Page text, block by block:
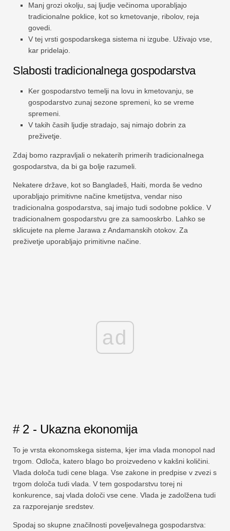
Manj grozi okolju, saj ljudje večinoma uporabljajo
tradicionalne poklice, kot so kmetovanje, ribolov, reja
govedi.
V tej vrsti gospodarskega sistema ni izgube. Uživajo vse,
kar pridelajo.
Slabosti tradicionalnega gospodarstva
Ker gospodarstvo temelji na lovu in kmetovanju, se
gospodarstvo zunaj sezone spremeni, ko se vreme
spremeni.
V takih časih ljudje stradajo, saj nimajo dobrin za
preživetje.
Zdaj bomo razpravljali o nekaterih primerih tradicionalnega
gospodarstva, da bi ga bolje razumeli.
Nekatere države, kot so Bangladeš, Haiti, morda še vedno
uporabljajo primitivne načine kmetijstva, vendar niso
tradicionalna gospodarstva, saj imajo tudi sodobne poklice. V
tradicionalnem gospodarstvu gre za samooskrbo. Lahko se
sklicujete na pleme Jarawa z Andamanskih otokov. Za
preživetje uporabljajo primitivne načine.
ad
# 2 - Ukazna ekonomija
To je vrsta ekonomskega sistema, kjer ima vlada monopol nad
trgom. Odloča, katero blago bo proizvedeno v kakšni količini.
Vlada določa tudi cene blaga. Vse zakone in predpise v zvezi s
trgom določa tudi vlada. V tem gospodarstvu torej ni
konkurence, saj vlada določi vse cene. Vlada je zadolžena tudi
za razporejanje sredstev.
Spodaj so skupne značilnosti poveljevalnega gospodarstva: